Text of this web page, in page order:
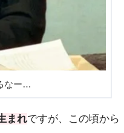
なー…
まれですが、この頃から